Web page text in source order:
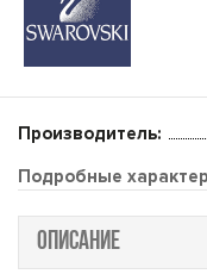
Производитель:
Подробные
ОПИСАНИЕ